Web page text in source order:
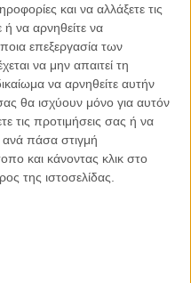
και να αλλάξετε τις
ή να αρνηθείτε να
επεξεργασία των
να μην απαιτεί τη
να αρνηθείτε αυτήν
θα ισχύουν μόνο για αυτόν
τις προτιμήσεις σας ή να
πάσα στιγμή
και κάνοντας κλικ στο
της ιστοσελίδας.
αν θα ανοίξουν τα
είναι ανοιχτά – η
μπορεί να μπεί όποιος θέλει
δεν ανήκουν στον
κάποια περαιτέρω
– αργά το βράδυ της
τη λειτουργία των